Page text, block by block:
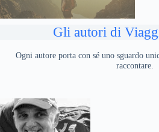
Gli autori di
Ogni autore porta con sé uno sguardo
raccontare.